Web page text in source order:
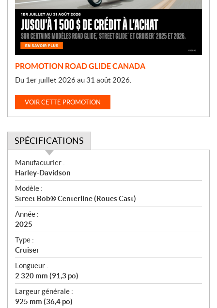
t
n
PROMOTION ROAD GLIDE CANADA
Du 1er juillet 2026 au 31 août 2026.
VOIR CETTE PROMOTION
SPÉCIFICATIONS
S
p
é
c
i
f
i
c
a
t
i
o
n
s
Manufacturier :
Harley-Davidson
Modèle :
Street Bob® Centerline (Roues Cast)
Année :
2025
Type :
Cruiser
Longueur :
2 320 mm (91,3 po)
Largeur générale :
925 mm (36,4 po)